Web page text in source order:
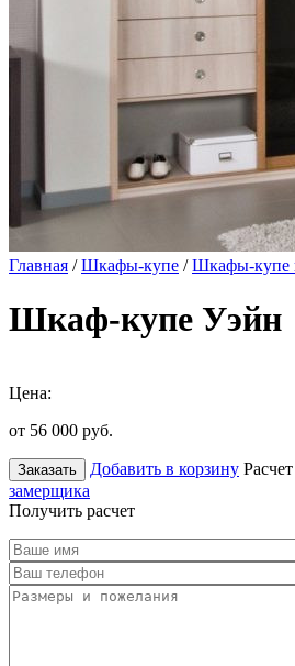
Главная /Шкафы-купе /Шкафы-купе
Шкаф-купе Уэйн
Цена:
от 56 000 руб.
Заказать Добавить в корзину
замерщика
Получить расчет